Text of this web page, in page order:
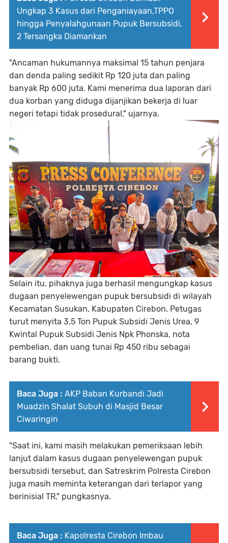
Ungkap 3 Kasus dari Penganiayaan,TPPO
hingga Penyalahgunaan Pupuk Bersubsidi,
2 Tersangka Diamankan
"Ancaman hukumannya maksimal 15 tahun penjara
dan denda paling sedikit Rp 120 juta dan paling
banyak Rp 600 juta. Kami menerima dua laporan dari
dua korban yang diduga dijanjikan bekerja di luar
negeri tetapi tidak prosedural," ujarnya.
Selain itu, pihaknya juga berhasil mengungkap kasus
dugaan penyelewengan pupuk bersubsidi di wilayah
Kecamatan Susukan, Kabupaten Cirebon. Petugas
turut menyita 3,5 Ton Pupuk Subsidi Jenis Urea, 9
Kwintal Pupuk Subsidi Jenis Npk Phonska, nota
pembelian, dan uang tunai Rp 450 ribu sebagai
barang bukti.
Baca Juga : AKP Baban Kurbandi Jadi
Muadzin Shalat Subuh di Masjid Besar
Ciwaringin
"Saat ini, kami masih melakukan pemeriksaan lebih
lanjut dalam kasus dugaan penyelewengan pupuk
bersubsidi tersebut, dan Satreskrim Polresta Cirebon
juga masih meminta keterangan dari terlapor yang
berinisial TR," pungkasnya.
Baca Juga : Kapolresta Cirebon Imbau